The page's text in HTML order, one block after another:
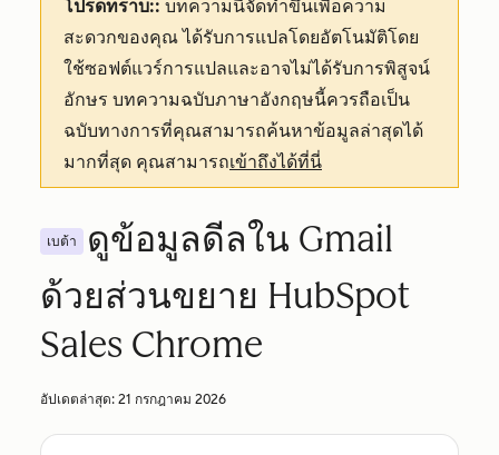
โปรดทราบ:: บทความนี้จัดทำขึ้นเพื่อความ
สะดวกของคุณได้รับการแปลโดยอัตโนมัติโดย
ใช้ซอฟต์แวร์การแปลและอาจไม่ได้รับการพิสูจน์
อักษร บทความฉบับภาษาอังกฤษนี้ควรถือเป็น
ฉบับทางการที่คุณสามารถค้นหาข้อมูลล่าสุดได้
มากที่สุด คุณสามารถเข้าถึงได้ที่นี่
เบต้า
ดูข้อมูลดีลใน Gmail
ด้วยส่วนขยาย HubSpot
Sales Chrome
อัปเดตล่าสุด: 21 กรกฎาคม 2026